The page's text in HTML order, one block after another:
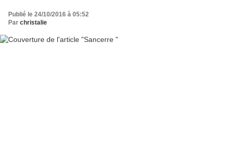
Publié le 24/10/2016 à 05:52
Par christalie